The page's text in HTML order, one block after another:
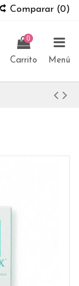
Comparar (0)
0
Carrito Menú